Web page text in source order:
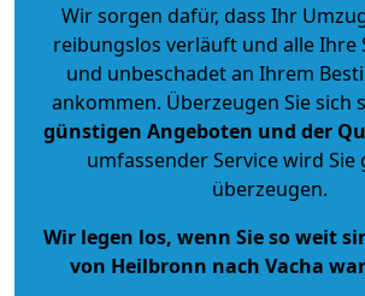
Wir sorgen dafür, dass Ihr
reibungslos verläuft und alle Ihre
und unbeschadet an Ihrem
ankommen. Überzeugen Sie sich
günstigen Angeboten und der
umfassender Service wird
überzeugen.
Wir legen los, wenn Sie so weit
von Heilbronn nach Vacha